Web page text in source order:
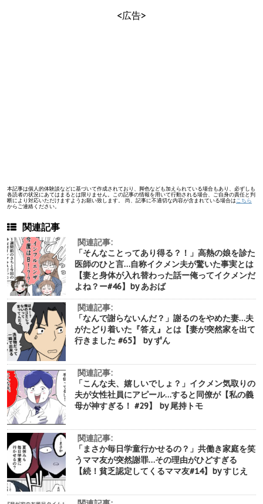
<広告>
本記事は個人的体験談などに基づいて作成されており、脚色なども加えられている場合もあり、必ずしも
各読者の状況にあてはまるとは限りません。この記事の情報を用いて行動される場合、ご自身の責任と判
断により対応いただけますようお願い致します。 尚、記事に不適切な内容が含まれている場合は こちら
からご連絡ください。
関連記事
関連記事:
「そんなことってあり得る？！」高熱の娘を診た
医師のひと言…自称イクメン夫が驚いた事実とは
【妻と身体が入れ替わった話ー俺ってイクメンだ
よね？ー#46】by あおば
関連記事:
「なんで謝らないんだ？」謝るのをやめた妻…夫
がたどり着いた『答え』とは【妻が突然家を出て
行きました #65】 by ずん
関連記事:
「こんな夫、嬉しいでしょ？」イクメン気取りの
夫が女性社員にアピール…すると同僚が【私の義
母が神すぎる！ #29】 by 尾持トモ
関連記事:
「まさか毎日学童行かせるの？」共働き家庭を笑
うママ友が突然謝罪…その理由がひどすぎる
【続！貧乏認定してくるママ友#14】by すじえ